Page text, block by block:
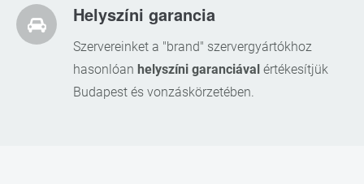
Helyszíni garancia
Szervereinket a "brand" szervergyártókhoz
hasonlóan helyszíni garanciával értékesítjük
Budapest és vonzáskörzetében.